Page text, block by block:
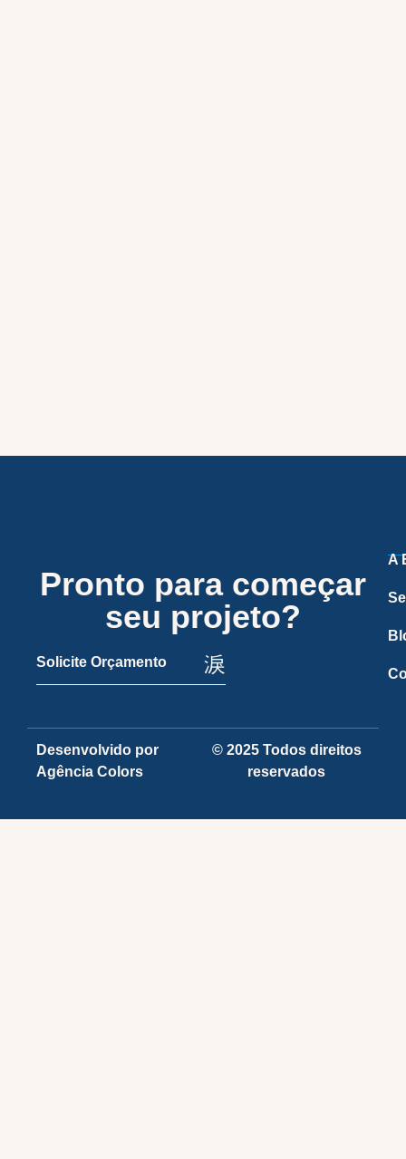
Pronto para começar
seu projeto?
Solicite Orçamento
A
Desenvolvido por
Agência Colors
© 2025 Todos direitos
reservados